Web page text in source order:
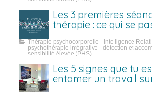
Les 3 premières
thérapie : ce qui se
Thérapie psychocorporelle - Intelligence
psychothérapie intégrative - détection et
sensibilité élevée (PHS)
Les 5 signes que tu es
entamer un travail